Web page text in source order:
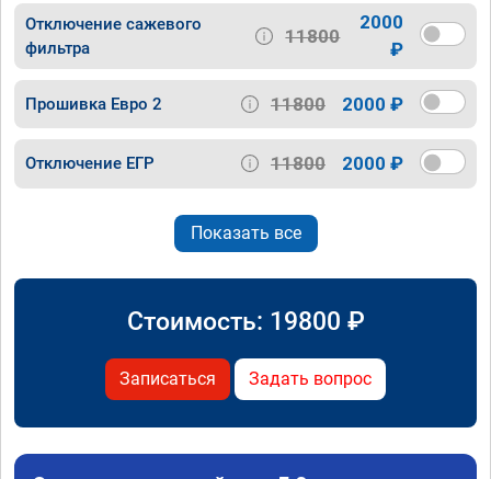
Отключение сажевого
фильтра
11800
2000
₽
Прошивка Евро 2 11800 2000 ₽
Отключение ЕГР 11800 2000 ₽
Показать все
Стоимость: 19800 ₽
Записаться Задать вопрос